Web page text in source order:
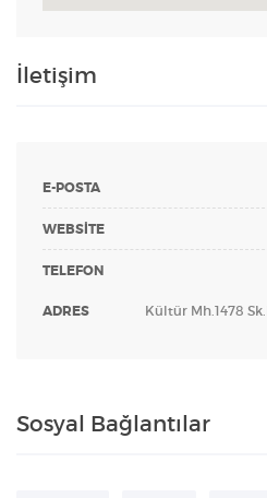
İletişim
E-POSTA
WEBSITE
TELEFON
ADRES Kültür Mh.1478
Sosyal Bağlantılar